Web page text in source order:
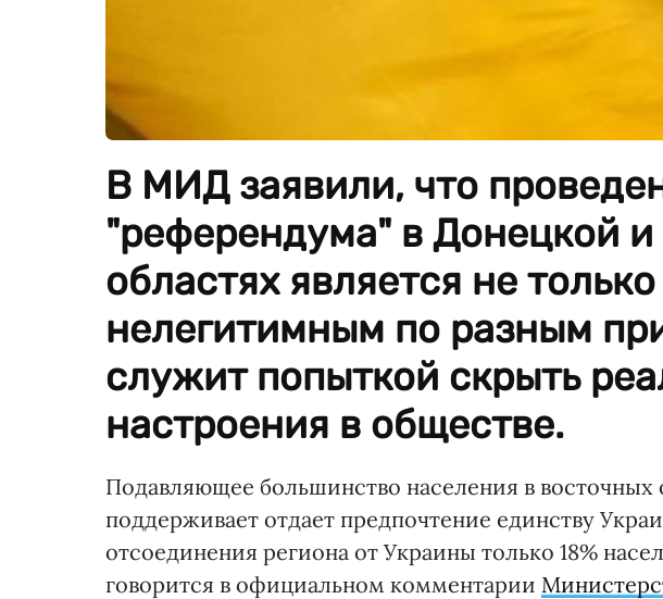
В МИД заявили, что
"референдума" в Донецкой и
областях является не
нелегитимным по разным
служит попыткой скрыть
настроения в обществе.
Подавляющее большинство населения в восточных
поддерживает отдает предпочтение единству
отсоединения региона от Украины только 18%
говорится в официальном комментарии